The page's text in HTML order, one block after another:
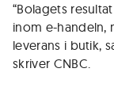
“Bolagets
inom e-handeln,
leverans i butik,
skriver CNBC.